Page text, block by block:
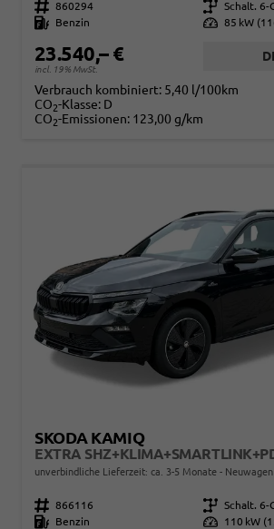
Fahrzeugnr. 860294 Getriebe Schalt. 6-
Kraftstoff
Benzin Leistung 85 kW
23.540,– €
incl. 19% MwSt.
Verbrauch kombiniert: 5,40 l/100km
CO2-Klasse: D
CO2-Emissionen: 123,00 g/km
SKODA KAMIQ
unverbindliche Lieferzeit: ca. 3-5 Monate Neuwagen
Fahrzeugnr. 866116 Getriebe Schalt. 6-
Kraftstoff
Benzin Leistung 110 kW